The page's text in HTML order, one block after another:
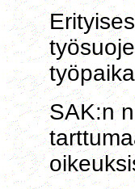
SAK:n